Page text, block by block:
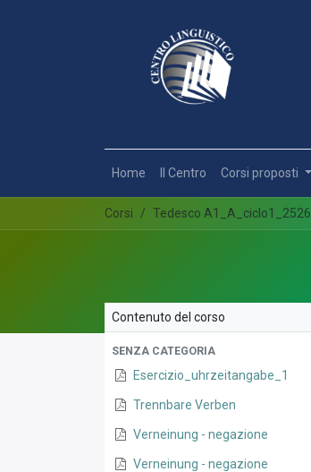
Home Il Centro Corsi proposti
Corsi Tedesco A1_A_ciclo1_2526
Contenuto del corso
SENZA CATEGORIA
Esercizio_uhrzeitangabe_1
Trennbare Verben
Verneinung - negazione
Verneinung - negazione